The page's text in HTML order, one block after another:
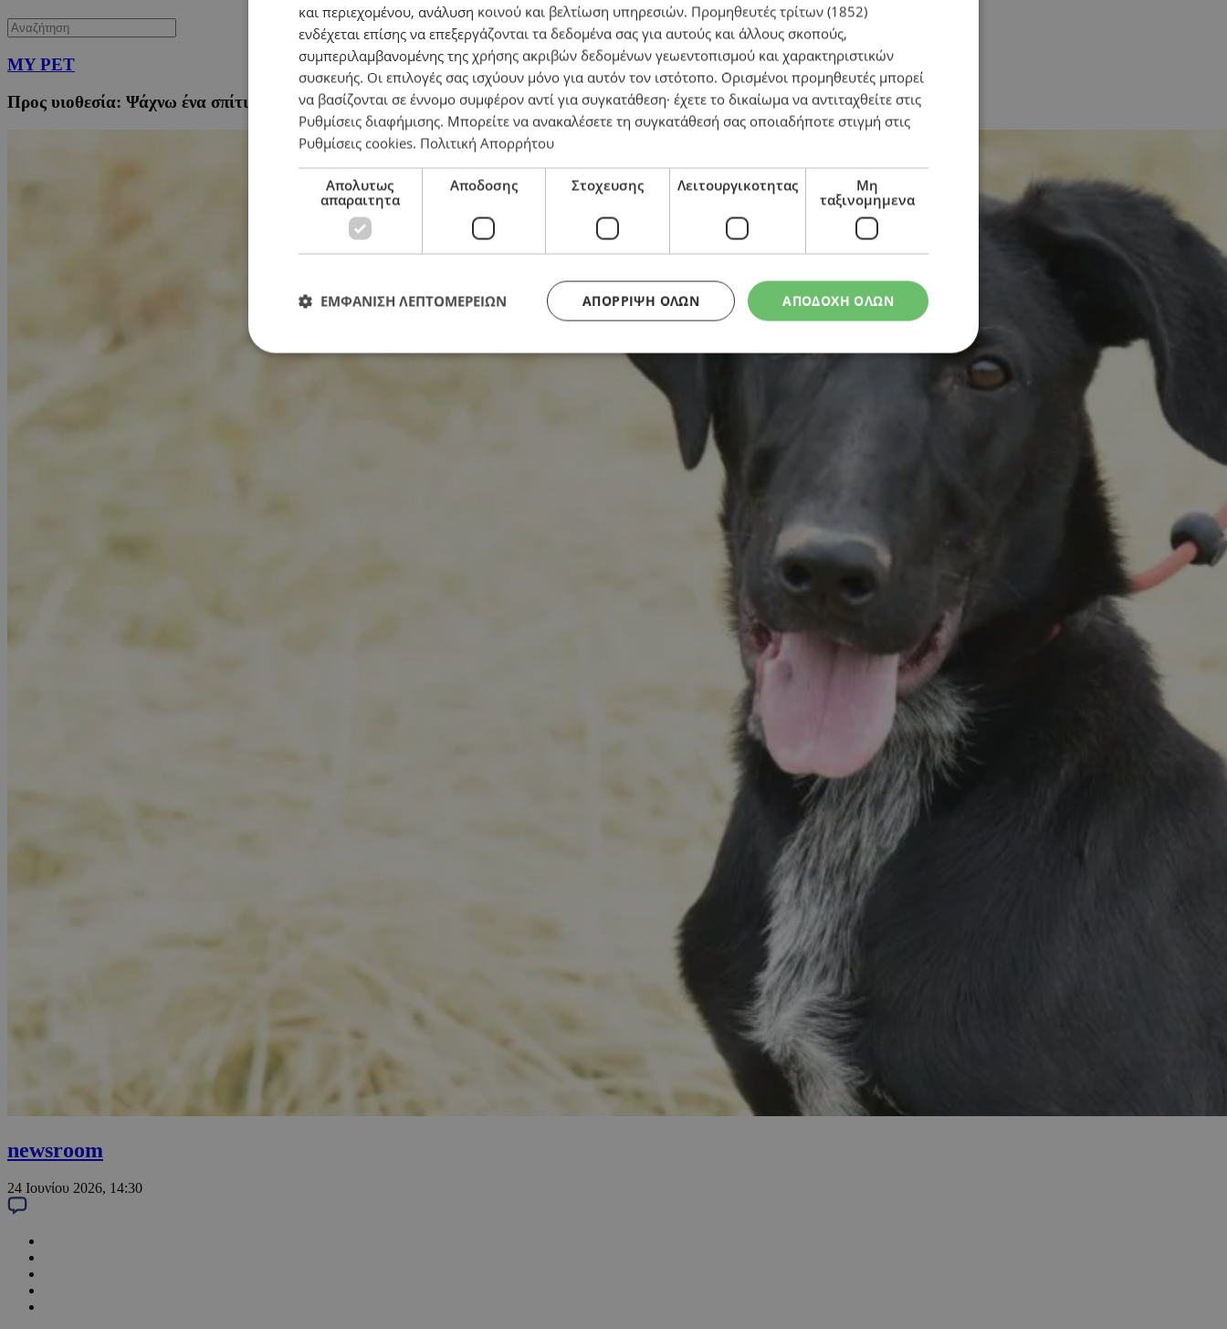
MY PET
Προς υιοθεσία: Ψάχνω ένα σπίτι!
newsroom
24 Ιουνίου 2026, 14:30
και περιεχομένου, ανάλυση κοινού και βελτίωση υπηρεσιών. Προμηθευτές τρίτων (1852)
ενδέχεται επίσης να επεξεργάζονται τα δεδομένα σας για αυτούς και άλλους σκοπούς,
συμπεριλαμβανομένης της χρήσης ακριβών δεδομένων γεωεντοπισμού και χαρακτηριστικών
συσκευής. Οι επιλογές σας ισχύουν μόνο για αυτόν τον ιστότοπο. Ορισμένοι προμηθευτές μπορεί
να βασίζονται σε έννομο συμφέρον αντί για συγκατάθεση· έχετε το δικαίωμα να αντιταχθείτε στις
Ρυθμίσεις διαφήμισης. Μπορείτε να ανακαλέσετε τη συγκατάθεσή σας οποιαδήποτε στιγμή στις
Ρυθμίσεις cookies. Πολιτική Απορρήτου
Απολυτως
απαραιτητα
Αποδοσης Στοχευσης Λειτουργικοτητας
Μη
ταξινομημενα
ΑΠΟΔΟΧΗ ΟΛΩΝ
ΑΠΌΡΡΙΨΗ ΌΛΩΝ
ΕΜΦΑΝΙΣΗ ΛΕΠΤΟΜΕΡΕΙΩΝ